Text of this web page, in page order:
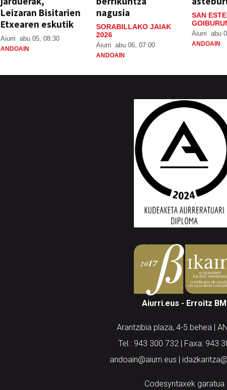
Leizaran Bisitarien
Etxearen eskutik
Aiurri abu 05, 08:30
ANDOAIN
nagusia
SORABILLAKO JAIAK
2026
Aiurri abu 06, 07:00
ANDOAIN
SAN
Aiurri abu
ANDOAIN
Aiurri.eus - Erroitz BM
Arantzibia plaza, 4-5 behea |
Tel.: 943 300 732 | Faxa: 943
andoain@aiurri.eus |
Codesyntaxek garatua